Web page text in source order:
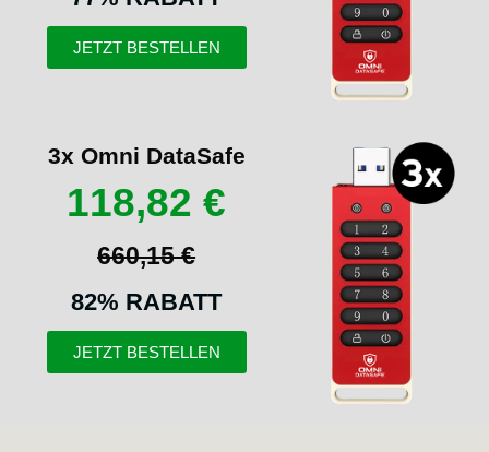
JETZT BESTELLEN
3x Omni DataSafe
118,82 €
660,15 €
82% RABATT
JETZT BESTELLEN